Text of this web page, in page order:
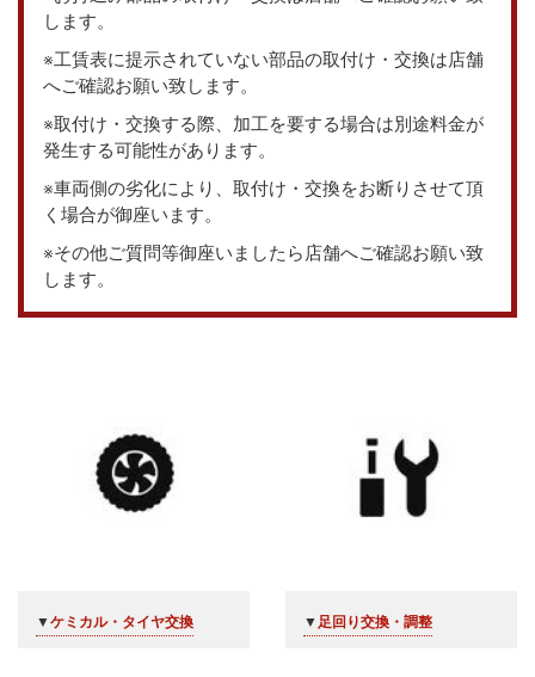
します。
※工賃表に提示されていない部品の取付け・交換は店舗
へご確認お願い致します。
※取付け・交換する際、加工を要する場合は別途料金が
発生する可能性があります。
※車両側の劣化により、取付け・交換をお断りさせて頂
く場合が御座います。
※その他ご質問等御座いましたら店舗へご確認お願い致
します。
▼ケミカル・タイヤ交換 ▼ 足回り交換・調整